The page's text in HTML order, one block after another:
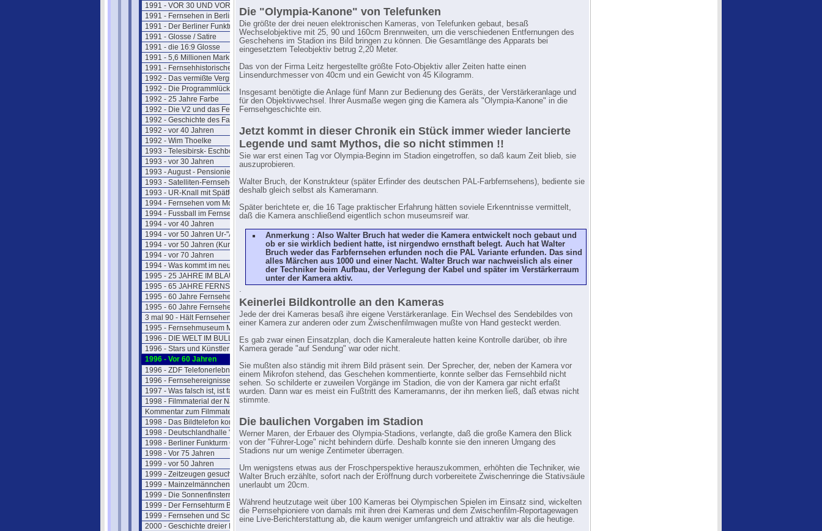
1991 - VOR 30 UND VOR 40 JAHREN
1991 - Fernsehen in Berlin 1950
1991 - Der Berliner Funkturm
1991 - Glosse / Satire
1991 - die 16:9 Glosse
1991 - 5,6 Millionen Mark
1991 - Fernsehhistorischer Rückblick
1992 - Das vermißte Vergnügen
1992 - Die Programmlücke im Fernsehen
1992 - 25 Jahre Farbe
1992 - Die V2 und das Fernsehen
1992 - Geschichte des Farbferns.
1992 - vor 40 Jahren
1992 - Wim Thoelke
1993 - Telesibirsk- Eschborns Urzeit
1993 - vor 30 Jahren
1993 - August - Pensionierung
1993 - Satelliten-Fernsehen
1993 - UR-Knall mit Spätfolgen
1994 - Fernsehen vom Mond
1994 - Fussball im Fernsehen
1994 - vor 40 Jahren
1994 - vor 50 Jahren Ur-"ARTE"
1994 - vor 50 Jahren (Kurzform)
1994 - vor 70 Jahren
1994 - Was kommt im neuen Jahr ?
1995 - 25 JAHRE IM BLAUEN STUDIO
1995 - 65 JAHRE FERNSEHSPIEL
1995 - 60 Jahre Fernsehen (kurz)
1995 - 60 Jahre Fernsehen (lang)
3 mal 90 - Hält Fernsehen jung ?
1995 - Fernsehmuseum Mainz
1996 - DIE WELT IM BULLAUGE
1996 - Stars und Künstler
1996 - Vor 60 Jahren
1996 - ZDF Telefonerlebnisse
1996 - Fernsehereignisse in 1997
1997 - Was falsch ist, ist falsch
1998 - Filmmaterial der Nazizeit
Kommentar zum Filmmaterial
1998 - Das Bildtelefon kommt
1998 - Deutschlandhalle "Geschlossen"
1998 - Berliner Funkturm GESPRENGT !
1998 - Vor 75 Jahren
1999 - vor 50 Jahren
1999 - Zeitzeugen gesucht
1999 - Mainzelmännchen in Hollywood
1999 - Die Sonnenfinsternis
1999 - Der Fernsehturm Berlin(Ost)
1999 - Fernsehen und Schutzheilige
2000 - Geschichte dreier Fernsehtürme
Die "Olympia-Kanone" von Telefunken
Die größte der drei neuen elektronischen Kameras, von Telefunken gebaut, besaß
Wechselobjektive mit 25, 90 und 160cm Brennweiten, um die verschiedenen Entfernungen des
Geschehens im Stadion ins Bild bringen zu können. Die Gesamtlänge des Apparats bei
eingesetztem Teleobjektiv betrug 2,20 Meter.
Das von der Firma Leitz hergestellte größte Foto-Objektiv aller Zeiten hatte einen
Linsendurchmesser von 40cm und ein Gewicht von 45 Kilogramm.
Insgesamt benötigte die Anlage fünf Mann zur Bedienung des Geräts, der Verstärkeranlage und
für den Objektivwechsel. Ihrer Ausmaße wegen ging die Kamera als "Olympia-Kanone" in die
Fernsehgeschichte ein.
Jetzt kommt in dieser Chronik ein Stück immer wieder lancierte
Legende und samt Mythos, die so nicht stimmen !!
Sie war erst einen Tag vor Olympia-Beginn im Stadion eingetroffen, so daß kaum Zeit blieb, sie
auszuprobieren.
Walter Bruch, der Konstrukteur (später Erfinder des deutschen PAL-Farbfernsehens), bediente sie
deshalb gleich selbst als Kameramann.
Später berichtete er, die 16 Tage praktischer Erfahrung hätten soviele Erkenntnisse vermittelt,
daß die Kamera anschließend eigentlich schon museumsreif war.
Anmerkung : Also Walter Bruch hat weder die Kamera entwickelt noch gebaut und
ob er sie wirklich bedient hatte, ist nirgendwo ernsthaft belegt. Auch hat Walter
Bruch weder das Farbfernsehen erfunden noch die PAL Variante erfunden. Das sind
alles Märchen aus 1000 und einer Nacht. Walter Bruch war nachweislich als einer
der Techniker beim Aufbau, der Verlegung der Kabel und später im Verstärkerraum
unter der Kamera aktiv.
.
Keinerlei Bildkontrolle an den Kameras
Jede der drei Kameras besaß ihre eigene Verstärkeranlage. Ein Wechsel des Sendebildes von
einer Kamera zur anderen oder zum Zwischenfilmwagen mußte von Hand gesteckt werden.
Es gab zwar einen Einsatzplan, doch die Kameraleute hatten keine Kontrolle darüber, ob ihre
Kamera gerade "auf Sendung" war oder nicht.
Sie mußten also ständig mit ihrem Bild präsent sein. Der Sprecher, der, neben der Kamera vor
einem Mikrofon stehend, das Geschehen kommentierte, konnte selber das Fernsehbild nicht
sehen. So schilderte er zuweilen Vorgänge im Stadion, die von der Kamera gar nicht erfaßt
wurden. Dann war es meist ein Fußtritt des Kameramanns, der ihn merken ließ, daß etwas nicht
stimmte.
Die baulichen Vorgaben im Stadion
Werner Maren, der Erbauer des Olympia-Stadions, verlangte, daß die große Kamera den Blick
von der "Führer-Loge" nicht behindern dürfe. Deshalb konnte sie den inneren Umgang des
Stadions nur um wenige Zentimeter überragen.
Um wenigstens etwas aus der Froschperspektive herauszukommen, erhöhten die Techniker, wie
Walter Bruch erzählte, sofort nach der Eröffnung durch vorbereitete Zwischenringe die Stativsäule
unerlaubt um 20cm.
Während heutzutage weit über 100 Kameras bei Olympischen Spielen im Einsatz sind, wickelten
die Pernsehpioniere von damals mit ihren drei Kameras und dem Zwischenfilm-Reportagewagen
eine Live-Berichterstattung ab, die kaum weniger umfangreich und attraktiv war als die heutige.